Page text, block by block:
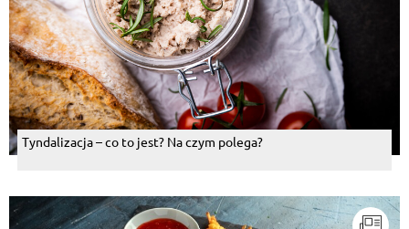
Tyndalizacja – co to jest? Na czym polega?